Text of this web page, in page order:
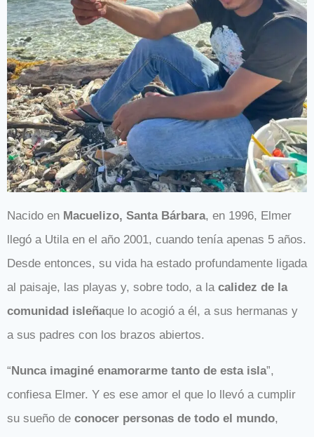
Nacido en Macuelizo, Santa Bárbara, en 1996, Elmer
llegó a Utila en el año 2001, cuando tenía apenas 5 años.
Desde entonces, su vida ha estado profundamente ligada
al paisaje, las playas y, sobre todo, a la calidez de la
comunidad isleñaque lo acogió a él, a sus hermanas y
a sus padres con los brazos abiertos.
“ Nunca imaginé enamorarme tanto de esta isla”,
confiesa Elmer. Y es ese amor el que lo llevó a cumplir
su sueño de conocer personas de todo el mundo,